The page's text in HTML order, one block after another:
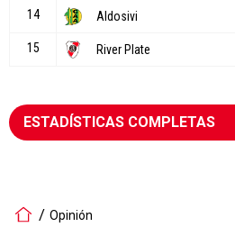
ESTADÍSTICAS COMPLETAS
Opinión